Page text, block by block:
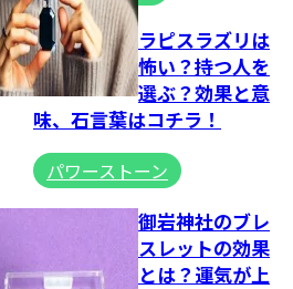
ラピスラズリは
怖い？持つ人を
選ぶ？効果と意
味、石言葉はコチラ！
パワーストーン
御岩神社のブレ
スレットの効果
とは？運気が上